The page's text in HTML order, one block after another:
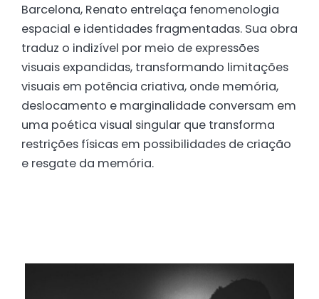
Barcelona, ​​Renato entrelaça fenomenologia
espacial e identidades fragmentadas. Sua obra
traduz o indizível por meio de expressões
visuais expandidas, transformando limitações
visuais em potência criativa, onde memória,
deslocamento e marginalidade conversam em
uma poética visual singular que transforma
restrições físicas em possibilidades de criação
e resgate da memória.